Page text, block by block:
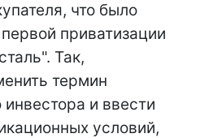
что было
приватизации
Так,
термин
и ввести
условий,